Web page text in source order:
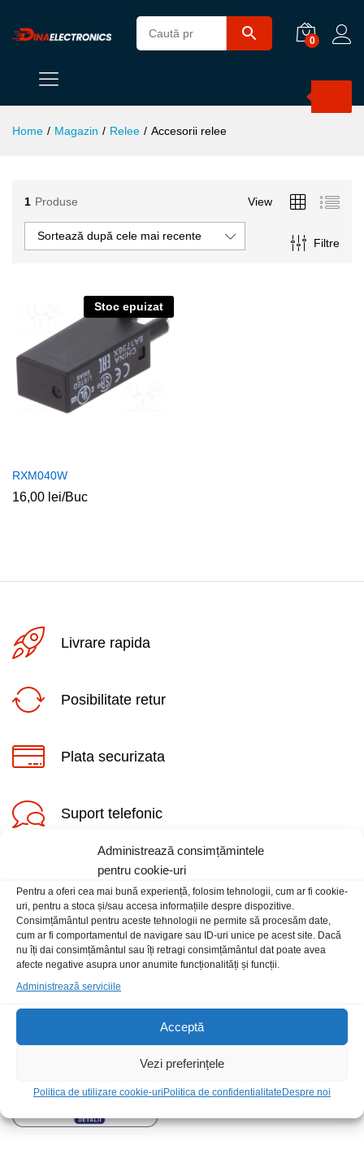
Administrează consimțămintele
pentru cookie-uri
Pentru a oferi cea mai bună experiență, folosim tehnologii, cum ar fi cookie-
uri, pentru a stoca și/sau accesa informațiile despre dispozitive.
Consimțământul pentru aceste tehnologii ne permite să procesăm date,
cum ar fi comportamentul de navigare sau ID-uri unice pe acest site. Dacă
nu îți dai consimțământul sau îți retragi consimțământul dat poate avea
afecte negative asupra unor anumite funcționalități și funcții.
Administrează serviciile
Acceptă
Vezi preferințele
Politica de utilizare cookie-uri Politica de confidentialitate Despre noi
0
Home / Magazin / Relee / Accesorii relee
1 Produse View
Filtre
Sortează după cele mai recente
Stoc epuizat
RXM040W
16,00 lei/Buc
Livrare rapida
Posibilitate retur
Plata securizata
Suport telefonic
Informatii
Contact
Locatia magazinului